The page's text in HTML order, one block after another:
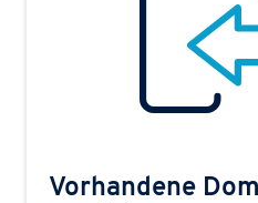
Vorhandene